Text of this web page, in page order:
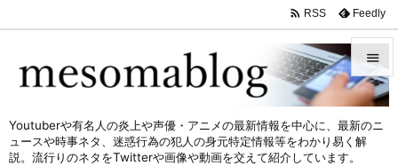



 RSS Feedly
Youtuberや有名人の炎上や声優・アニメの最新情報を中心に、最新のニ
ュースや時事ネタ、迷惑行為の犯人の身元特定情報等をわかり易く解
説。流行りのネタをTwitterや画像や動画を交えて紹介しています。